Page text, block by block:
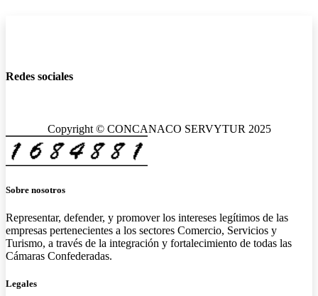
Redes sociales
Copyright © CONCANACO SERVYTUR 2025
Sobre nosotros
Representar, defender, y promover los intereses legítimos de las
empresas pertenecientes a los sectores Comercio, Servicios y
Turismo, a través de la integración y fortalecimiento de todas las
Cámaras Confederadas.
Legales